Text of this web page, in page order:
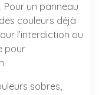
Pour un panneau
couleurs déjà
l’interdiction ou
pour
sobres,